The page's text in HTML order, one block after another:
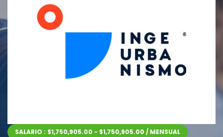
SALARIO : $1,750,905.00 - $1,750,905.00 / MENSUAL